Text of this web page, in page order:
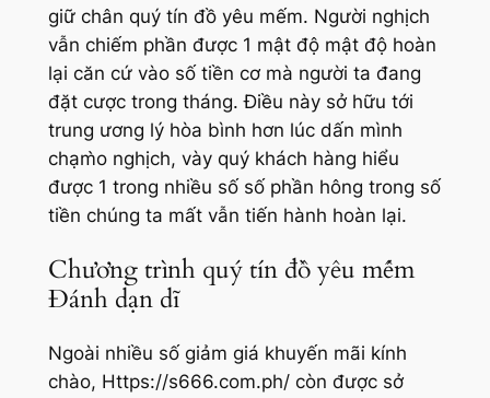
giữ chân quý tín đồ yêu mếm. Người nghịch
vẫn chiếm phần được 1 mật độ mật độ hoàn
lại căn cứ vào số tiền cơ mà người ta đang
đặt cược trong tháng. Điều này sở hữu tới
trung ương lý hòa bình hơn lúc dấn mình
chạm̀o nghịch, vày quý khách hàng hiểu
được 1 trong nhiều số số phần hông trong số
tiền chúng ta mất vẫn tiến hành hoàn lại.
Chương trình quý tín đồ yêu mếm
Đánh dạn dĩ
Ngoài nhiều số giảm giá khuyến mãi kính
chào, Https://s666.com.ph/ còn được sở